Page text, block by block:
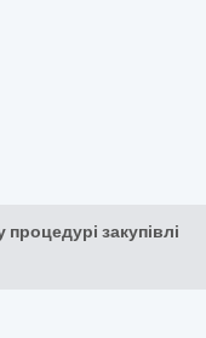
закупівлі